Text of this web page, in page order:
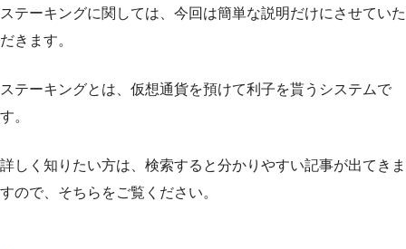
ステーキングに関しては、今回は簡単な説明だけにさせていた
だきます。
ステーキングとは、仮想通貨を預けて利子を貰うシステムで
す。
詳しく知りたい方は、検索すると分かりやすい記事が出てきま
すので、そちらをご覧ください。